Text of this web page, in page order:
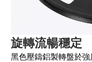
旋轉流暢穩定
黑色壓鑄鋁製轉盤於